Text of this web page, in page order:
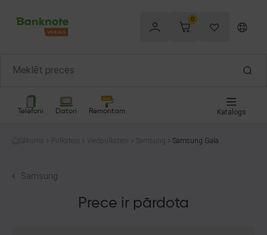
0
Telefoni Datori Remontam Katalogs
Sākums Pulksteņi Viedpulksteņi Samsung
Samsung Galaxy
Samsung
Prece ir pārdota